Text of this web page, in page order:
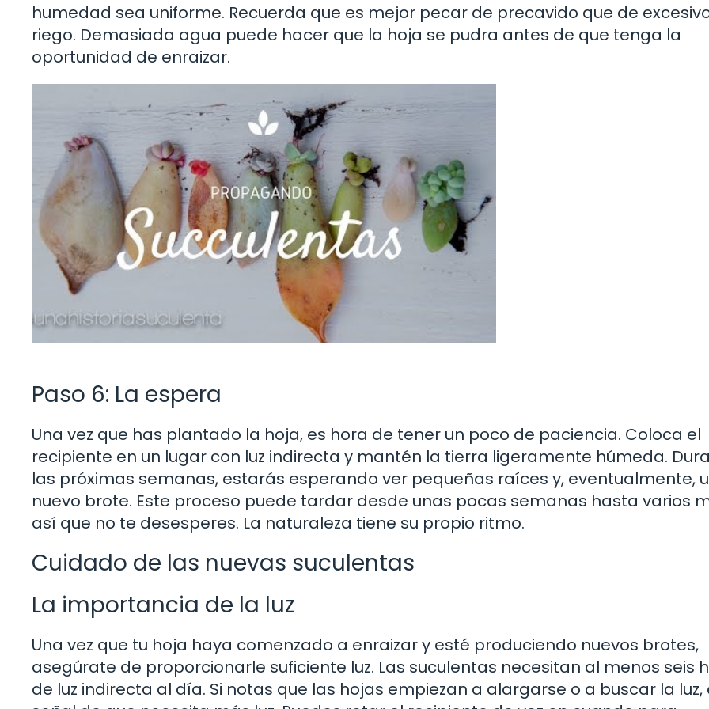
humedad sea uniforme. Recuerda que es mejor pecar de precavido que de
riego. Demasiada agua puede hacer que la hoja se pudra antes de que tenga la
oportunidad de enraizar.
Paso 6: La espera
Una vez que has plantado la hoja, es hora de tener un poco de paciencia. Coloca el
recipiente en un lugar con luz indirecta y mantén la tierra ligeramente húmeda.
las próximas semanas, estarás esperando ver pequeñas raíces y, eventualmente,
nuevo brote. Este proceso puede tardar desde unas pocas semanas hasta varios
así que no te desesperes. La naturaleza tiene su propio ritmo.
Cuidado de las nuevas suculentas
La importancia de la luz
Una vez que tu hoja haya comenzado a enraizar y esté produciendo nuevos brotes,
asegúrate de proporcionarle suficiente luz. Las suculentas necesitan al menos seis
de luz indirecta al día. Si notas que las hojas empiezan a alargarse o a buscar la luz,